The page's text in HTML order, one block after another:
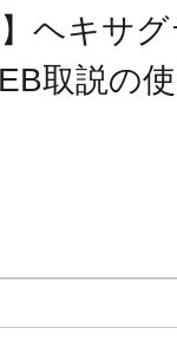
。実際の
組み立て
ヘキサ
取説の